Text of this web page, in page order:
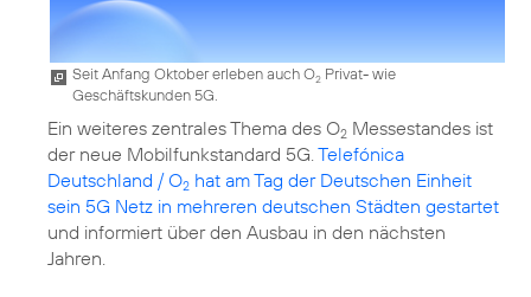
Seit Anfang Oktober erleben auch O2 Privat- wie
Geschäftskunden 5G.
Ein weiteres zentrales Thema des O2 Messestandes ist
der neue Mobilfunkstandard 5G.Telefónica
Deutschland / O2 hat am Tag der Deutschen Einheit
sein 5G Netz in mehreren deutschen Städten gestartet
und informiert über den Ausbau in den nächsten
Jahren.